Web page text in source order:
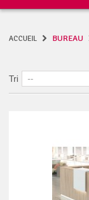
ACCUEIL BUREAU
Tri